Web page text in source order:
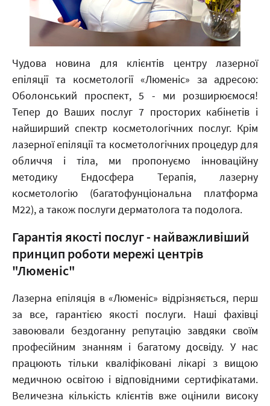
Чудова новина для клієнтів центру лазерної
епіляції та косметології «Люменіс» за адресою:
Оболонський проспект, 5 - ми розширюємося!
Тепер до Ваших послуг 7 просторих кабінетів і
найширший спектр косметологічних послуг. Крім
лазерної епіляції та косметологічних процедур для
обличчя і тіла, ми пропонуємо інноваційну
методику Ендосфера Терапія, лазерну
косметологію (багатофунціональна платформа
М22), а також послуги дерматолога та подолога.
Гарантія якості послуг - найважливіший
принцип роботи мережі центрів
"Люменіс"
Лазерна епіляція в «Люменіс» відрізняється, перш
за все, гарантією якості послуги. Наші фахівці
завоювали бездоганну репутацію завдяки своїм
професійним знанням і багатому досвіду. У нас
працюють тільки кваліфіковані лікарі з вищою
медичною освітою і відповідними сертифікатами.
Величезна кількість клієнтів вже оцінили високу